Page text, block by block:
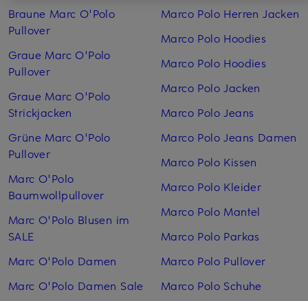
Braune Marc O'Polo
Pullover
Graue Marc O'Polo
Pullover
Graue Marc O'Polo
Strickjacken
Grüne Marc O'Polo
Pullover
Marc O'Polo
Baumwollpullover
Marc O'Polo Blusen im
SALE
Marc O'Polo Damen
Marc O'Polo Damen Sale
Marco Polo Herren Jacken
Marco Polo Hoodies
Marco Polo Hoodies
Marco Polo Jacken
Marco Polo Jeans
Marco Polo Jeans Damen
Marco Polo Kissen
Marco Polo Kleider
Marco Polo Mantel
Marco Polo Parkas
Marco Polo Pullover
Marco Polo Schuhe